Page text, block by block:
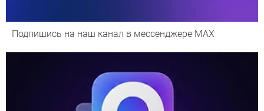
Подпишись на наш канал в мессенджере МАХ